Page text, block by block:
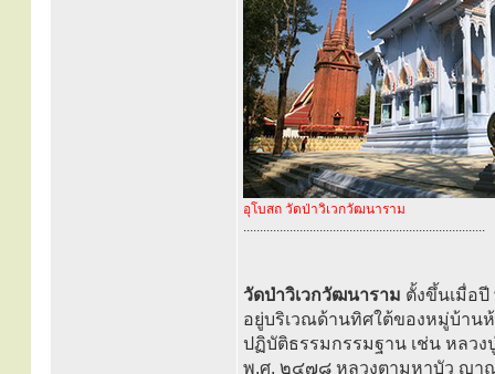
อุโบสถ วัดป่าวิเวกวัฒนาราม
.........................................................................
วัดป่าวิเวกวัฒนาราม ตั้งขึ้นเมื่อ
อยู่บริเวณด้านทิศใต้ของหมู่บ้าน
ปฏิบัติธรรมกรรมฐาน เช่น หลวง
พ.ศ. ๒๔๗๘ หลวงตามหาบัว ญา